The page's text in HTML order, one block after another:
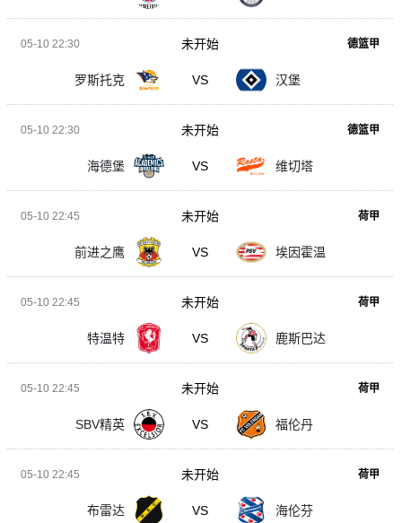
05-10 22:30 德篮甲
罗斯托克 VS 汉堡
未开始
05-10 22:30 德篮甲
海德堡 VS 维切塔
未开始
05-10 22:45 荷甲
前进之鹰 VS 埃因霍温
未开始
05-10 22:45 荷甲
特温特 VS 鹿斯巴达
未开始
05-10 22:45 荷甲
SBV精英 VS 福伦丹
未开始
05-10 22:45 荷甲
布雷达 VS 海伦芬
未开始